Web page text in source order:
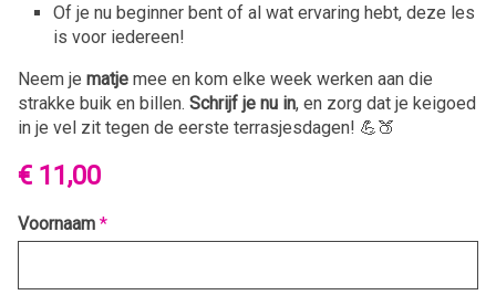
Of je nu beginner bent of al wat ervaring hebt, deze les
is voor iedereen!
Neem je matje mee en kom elke week werken aan die
strakke buik en billen. Schrijf je nu in, en zorg dat je keigoed
in je vel zit tegen de eerste terrasjesdagen! 💪🍑
€ 11,00
Voornaam *